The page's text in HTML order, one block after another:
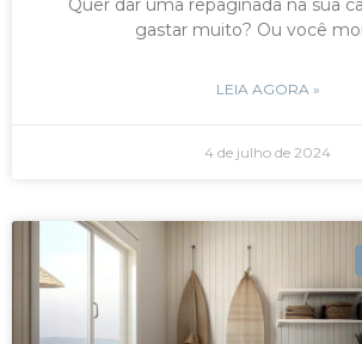
gastar muito? Ou você
LEIA AGORA »
4 de julho de 2024